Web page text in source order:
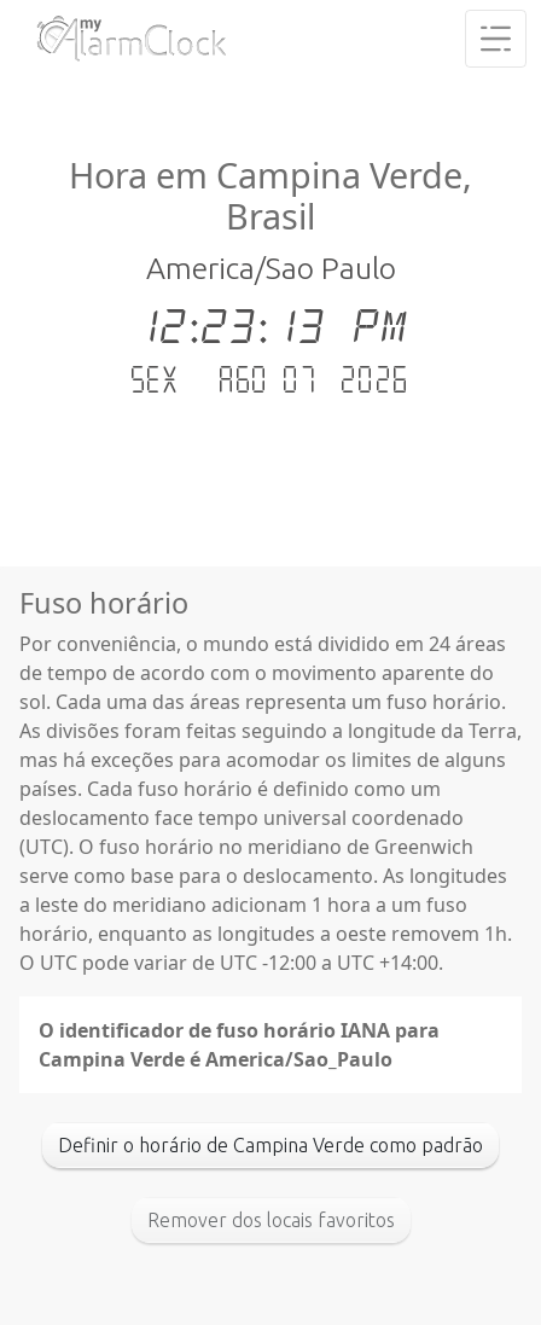
Hora em Campina Verde,
Brasil
America/Sao Paulo
12:23:13 PM
Sex - Ago 07 .2026
Fuso horário
Por conveniência, o mundo está dividido em 24 áreas
de tempo de acordo com o movimento aparente do
sol. Cada uma das áreas representa um fuso horário.
As divisões foram feitas seguindo a longitude da Terra,
mas há exceções para acomodar os limites de alguns
países. Cada fuso horário é definido como um
deslocamento face tempo universal coordenado
(UTC). O fuso horário no meridiano de Greenwich
serve como base para o deslocamento. As longitudes
a leste do meridiano adicionam 1 hora a um fuso
horário, enquanto as longitudes a oeste removem 1h.
O UTC pode variar de UTC -12:00 a UTC +14:00.
O identificador de fuso horário IANA para
Campina Verde é America/Sao_Paulo
Definir o horário de Campina Verde como padrão
Remover dos locais favoritos